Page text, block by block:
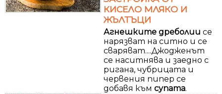
КИСЕЛО МЛЯКО И
ЖЪЛТЪЦИ
Агнешките дреболии се
нарязват на ситно и се
сваряват....Джодженът
се наситнява и заедно с
ригана, чубрицата и
червения пипер се
добавя към супата.